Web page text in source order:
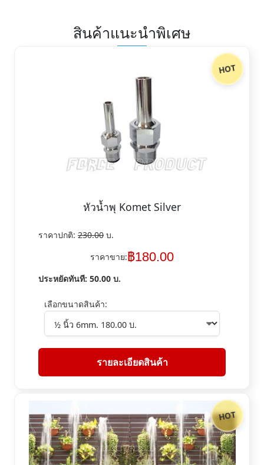
สินค้าแนะนำพิเศษ
HOT
หัวน้ำพุ Komet Silver
ราคาปกติ: 230.00 บ.
ราคาขาย:฿180.00
ประหยัดทันที: 50.00 บ.
เลือกขนาดสินค้า:
รายละเอียดสินค้า
HOT